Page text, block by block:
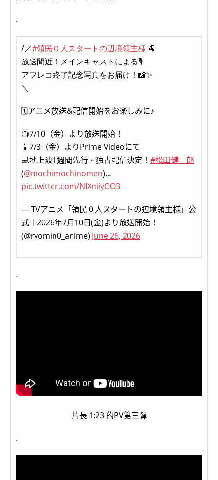
.
/／#領民０人スタートの辺境領主様 🐏
放送間近！メインキャストによる🎙️
アフレコ終了記念写真をお届け！📸✨️
＼
🗓️アニメ放送&配信開始をお楽しみに♪
📺️7/10（⾦）より放送開始！
📱7/3（⾦）よりPrime Videoにて
💻️地上波1週間先⾏・独占配信決定！ #松田健一郎
(@mochimochinomen)…
pic.twitter.com/NIXniiyOO3
— TVアニメ「領⺠０⼈スタートの辺境領主様」公
式｜2026年7月10日(金)より放送開始！
(@ryomin0_anime) June 26, 2026
.
片長 1:23 的PV第三彈
.